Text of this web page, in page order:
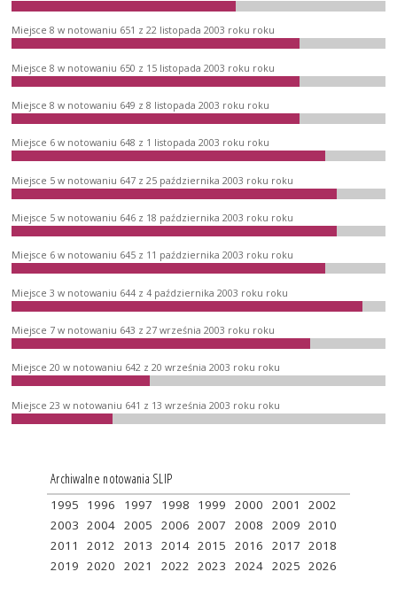
Miejsce 8 w notowaniu 651 z 22 listopada 2003 roku roku
Miejsce 8 w notowaniu 650 z 15 listopada 2003 roku roku
Miejsce 8 w notowaniu 649 z 8 listopada 2003 roku roku
Miejsce 6 w notowaniu 648 z 1 listopada 2003 roku roku
Miejsce 5 w notowaniu 647 z 25 października 2003 roku roku
Miejsce 5 w notowaniu 646 z 18 października 2003 roku roku
Miejsce 6 w notowaniu 645 z 11 października 2003 roku roku
Miejsce 3 w notowaniu 644 z 4 października 2003 roku roku
Miejsce 7 w notowaniu 643 z 27 września 2003 roku roku
Miejsce 20 w notowaniu 642 z 20 września 2003 roku roku
Miejsce 23 w notowaniu 641 z 13 września 2003 roku roku
Archiwalne notowania SLIP
1995 1996 1997 1998 1999 2000 2001
2002
2003 2004 2005 2006 2007 2008 2009 2010
2011
2012 2013 2014 2015 2016 2017 2018
2019 2020 2021 2022 2023 2024 2025 2026